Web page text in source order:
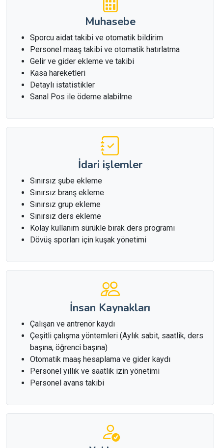
Muhasebe
Sporcu aidat takibi ve otomatik bildirim
Personel maaş takibi ve otomatik hatırlatma
Gelir ve gider ekleme ve takibi
Kasa hareketleri
Detaylı istatistikler
Sanal Pos ile ödeme alabilme
İdari işlemler
Sınırsız şube ekleme
Sınırsız branş ekleme
Sınırsız grup ekleme
Sınırsız ders ekleme
Kolay kullanım sürükle bırak ders programı
Dövüş sporları için kuşak yönetimi
İnsan Kaynakları
Çalışan ve antrenör kaydı
Çeşitli çalışma yöntemleri (Aylık sabit, saatlik, ders
başına, öğrenci başına)
Otomatik maaş hesaplama ve gider kaydı
Personel yıllık ve saatlik izin yönetimi
Personel avans takibi